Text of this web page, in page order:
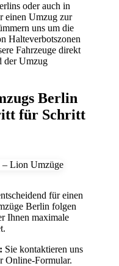
oder auch in
einen Umzug zur
uns um die
Halteverbotszonen
Fahrzeuge direkt
der Umzug
Berlin
für Schritt
für einen
Berlin folgen
Ihnen maximale
Sie kontaktieren uns
Online-Formular.